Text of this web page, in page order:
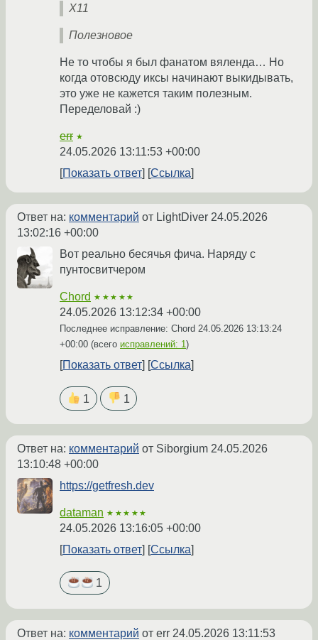
X11
Полезновое
Не то чтобы я был фанатом вяленда… Но
когда отовсюду иксы начинают выкидывать,
это уже не кажется таким полезным.
Переделовай :)
err ★
24.05.2026 13:11:53 +00:00
Показать ответ
Ссылка
Ответ на: комментарий от LightDiver 24.05.2026
13:02:16 +00:00
Вот реально бесячья фича. Наряду с
пунтосвитчером
Chord ★★★★★
24.05.2026 13:12:34 +00:00
Последнее исправление: Chord 24.05.2026 13:13:24
+00:00 (всего исправлений: 1)
Показать ответ Ссылка
1 1
Ответ на: комментарий от Siborgium 24.05.2026
13:10:48 +00:00
https://getfresh.dev
dataman ★★★★★
24.05.2026 13:16:05 +00:00
Показать ответ
Ссылка
1
Ответ на: комментарий от err 24.05.2026 13:11:53